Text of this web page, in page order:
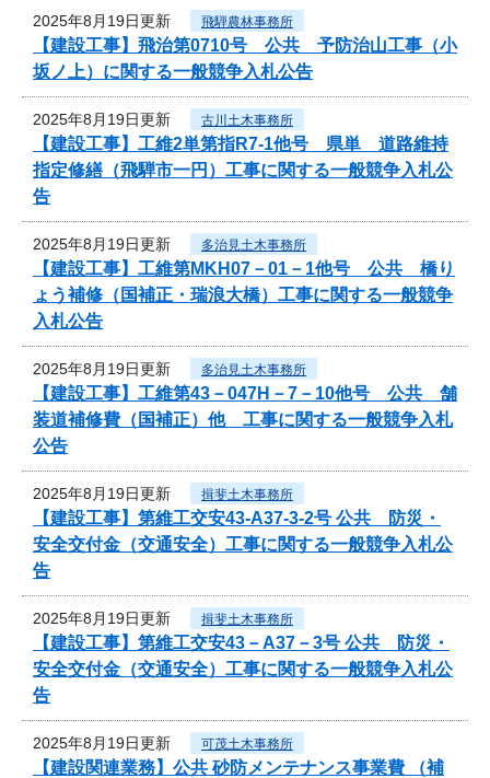
2025年8月19日更新 飛騨農林事務所
【建設工事】飛治第0710号 公共 予防治山工事（小
坂ノ上）に関する一般競争入札公告
2025年8月19日更新 古川土木事務所
【建設工事】工維2単第指R7-1他号 県単 道路維持
指定修繕（飛騨市一円）工事に関する一般競争入札公
告
2025年8月19日更新 多治見土木事務所
【建設工事】工維第MKH07－01－1他号 公共 橋り
ょう補修（国補正・瑞浪大橋）工事に関する一般競争
入札公告
2025年8月19日更新 多治見土木事務所
【建設工事】工維第43－047H－7－10他号 公共 舗
装道補修費（国補正）他 工事に関する一般競争入札
公告
2025年8月19日更新 揖斐土木事務所
【建設工事】第維工交安43-A37-3-2号 公共 防災・
安全交付金（交通安全）工事に関する一般競争入札公
告
2025年8月19日更新 揖斐土木事務所
【建設工事】第維工交安43－A37－3号 公共 防災・
安全交付金（交通安全）工事に関する一般競争入札公
告
2025年8月19日更新 可茂土木事務所
【建設関連業務】公共 砂防メンテナンス事業費 （補